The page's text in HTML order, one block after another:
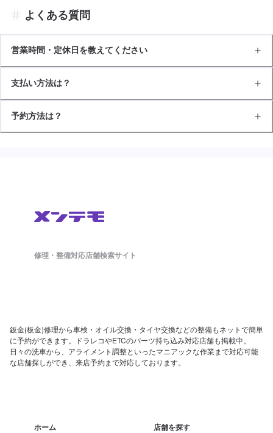
よくある質問
営業時間・定休日を教えてください
支払い方法は？
予約方法は？
修理・整備対応店舗検索サイト
鈑金(板金)修理から車検・オイル交換・タイヤ交換などの整備もネットで簡単
に予約ができます。ドラレコやETCのパーツ持ち込み対応店舗も掲載中。
日々の洗車から、アライメント調整といったマニアックな作業まで対応可能
な店舗探しができ、来店予約まで対応しております。
ホーム 店舗を探す